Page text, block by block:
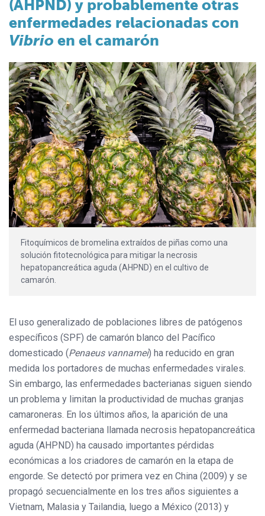
(AHPND) y probablemente otras
enfermedades relacionadas con
Vibrio en el camarón
Fitoquímicos de bromelina extraídos de piñas como una
solución fitotecnológica para mitigar la necrosis
hepatopancreática aguda (AHPND) en el cultivo de
camarón.
El uso generalizado de poblaciones libres de patógenos
específicos (SPF) de camarón blanco del Pacífico
domesticado (Penaeus vannamei) ha reducido en gran
medida los portadores de muchas enfermedades virales.
Sin embargo, las enfermedades bacterianas siguen siendo
un problema y limitan la productividad de muchas granjas
camaroneras. En los últimos años, la aparición de una
enfermedad bacteriana llamada necrosis hepatopancreática
aguda (AHPND) ha causado importantes pérdidas
económicas a los criadores de camarón en la etapa de
engorde. Se detectó por primera vez en China (2009) y se
propagó secuencialmente en los tres años siguientes a
Vietnam, Malasia y Tailandia, luego a México (2013) y